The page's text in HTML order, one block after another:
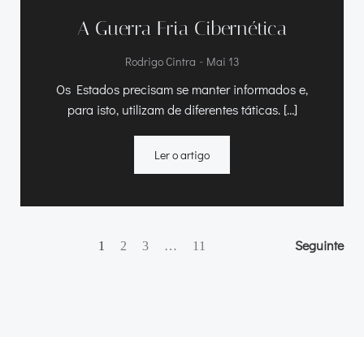
A Guerra Fria Cibernética
Rodrigo Cintra - Mai 13
Os Estados precisam se manter informados e,
para isto, utilizam de diferentes táticas. […]
Ler o artigo
Navegação
Navegação
Página
1 Página
2 Página
3 … Página
11 Seguinte